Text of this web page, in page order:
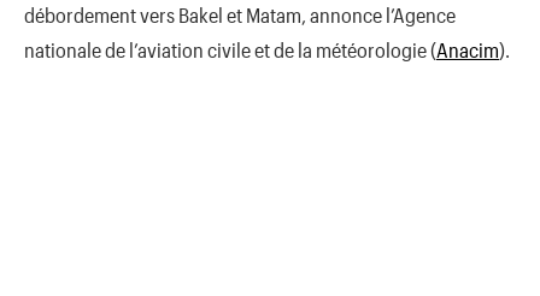
débordement vers Bakel et Matam, annonce l’Agence
nationale de l’aviation civile et de la météorologie (Anacim).